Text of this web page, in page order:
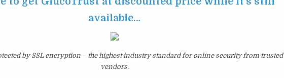
available…
by SSL encryption – the highest industry standard for online security from trusted
vendors.